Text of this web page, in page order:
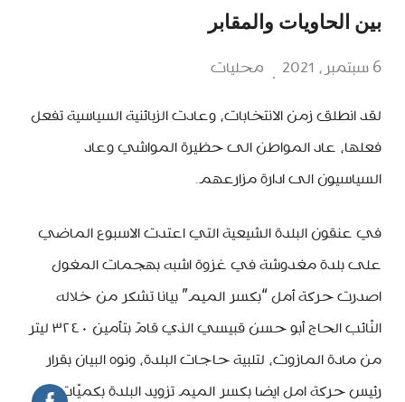
بين الحاويات والمقابر
6 سبتمبر، 2021 محليات
لقد انطلق زمن الانتخابات، وعادت الزبائنية السياسية تفعل
فعلها، عاد المواطن الى حظيرة المواشي وعاد
السياسيون الى ادارة مزارعهم.
في عنقون البلدة الشيعية التي اعتدت الاسبوع الماضي
على بلدة مغدوشة في غزوة اشبه بهجمات المغول
اصدرت حركة أمل “بكسر الميم” بيانا تشكر من خلاله
النّائب الحاج أبو حسن قبيسي الذي قامَ بتأمين ٣٢٤٠ ليتر
من مادة المازوت، لتلبية حاجات البلدة، ونوه البيان بقرار
رئيس حركة امل ايضا بكسر الميم تزويد البلدة بكميّات